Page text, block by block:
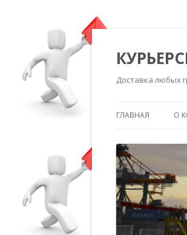
Доставка любых
ГЛАВНАЯ О